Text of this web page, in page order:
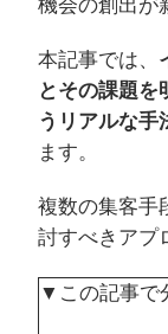
機会の創出が
本記事では、
とその課題を
うリアルな手
ます。
複数の集客手
討すべきアプ
▼この記事で